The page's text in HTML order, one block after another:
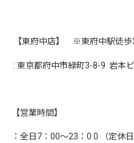
【東府中店】 ※東府中駅徒歩
: 東京都府中市緑町3-8-9 岩本
【営業時間】
：全日7：00〜23：0 0 （定休日